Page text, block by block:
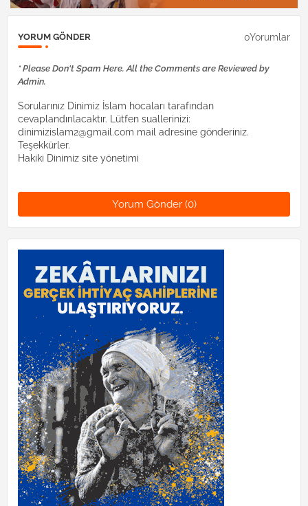
YORUM GÖNDER 0Yorumlar
* Please Don't Spam Here. All the Comments are Reviewed by
Admin.
Sorularınız Dinimiz İslam hocaları tarafından
cevaplandırılacaktır. Lütfen suallerinizi:
dinimizislam2@gmail.com mail adresine gönderiniz.
Teşekkürler.
Hakiki Dinimiz site yönetimi
Yorum Gönder (0)